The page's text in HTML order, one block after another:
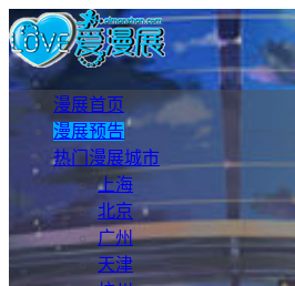
漫展首页
漫展预告
热门漫展城市
上海
北京
广州
天津